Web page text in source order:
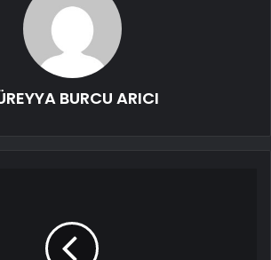
BURCU ARICI